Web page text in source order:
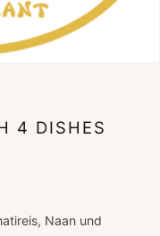
4 DISHES
Naan und